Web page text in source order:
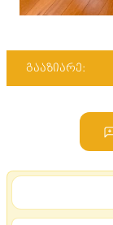
გააზიარე: